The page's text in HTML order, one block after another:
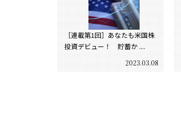
［連載第1回］あなたも米国株
投資デビュー！ 貯蓄か ....
2023.03.08